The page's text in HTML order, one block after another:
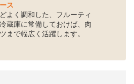
ス
よく調和した、フルーティ
蔵庫に常備しておけば、肉
まで幅広く活躍します。